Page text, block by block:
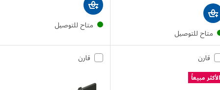
للتوصيل
متاح للتوصيل
قارن
مبيعاً
قارن